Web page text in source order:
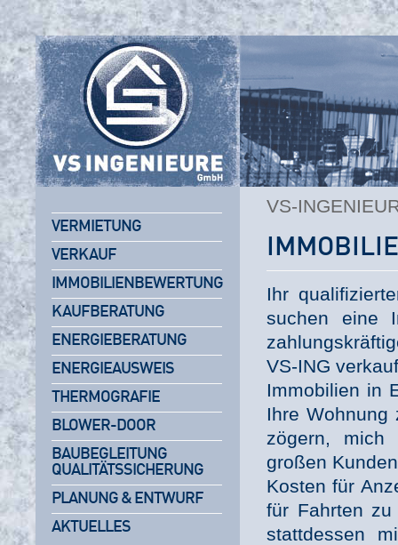
VS-
Ihr
suchen eine
VS-ING
Immobilien in
Ihre
zögern, mich
großen
Kosten für
für Fahrten zu
stattdessen
VERMIETUNG
VERKAUF
IMMOBILIENBEWERTUNG
KAUFBERATUNG
ENERGIEBERATUNG
ENERGIEAUSWEIS
THERMOGRAFIE
BLOWER-DOOR
BAUBEGLEITUNG
QUALITÄTSSICHERUNG
PLANUNG & ENTWURF
AKTUELLES